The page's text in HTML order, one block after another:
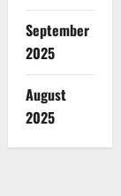
September
2025
August
2025